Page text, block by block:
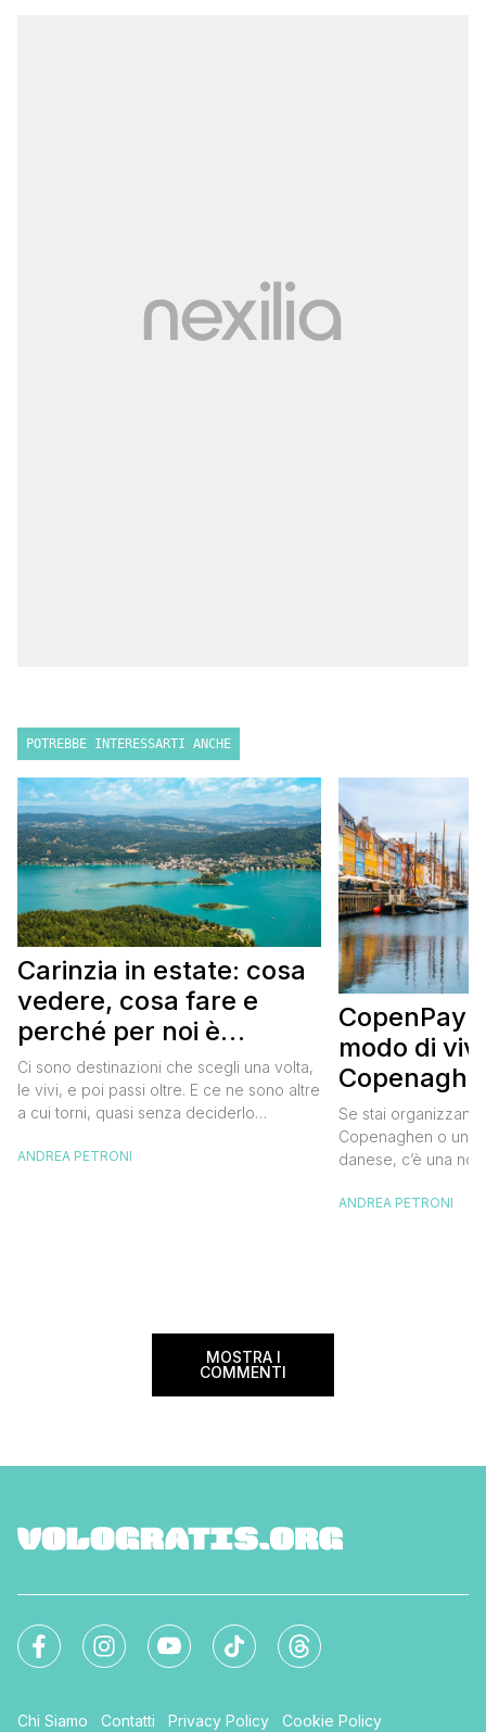
POTREBBE INTERESSARTI ANCHE
Carinzia in estate: cosa
vedere, cosa fare e
perché per noi è
diventata una
destinazione del cuore
Ci sono destinazioni che scegli una volta,
le vivi, e poi passi oltre. E ce ne sono altre
a cui torni, quasi senza deciderlo
richiamarti indietro più che il contrario. Per
ANDREA PETRONI
CopenPay:
modo di
meglio e
meno
Se stai
Copenaghen o un
danese, c’è una
CopenPay ed è
ANDREA PETRONI
MOSTRA I
COMMENTI
Chi Siamo Contatti Privacy Policy Cookie Policy